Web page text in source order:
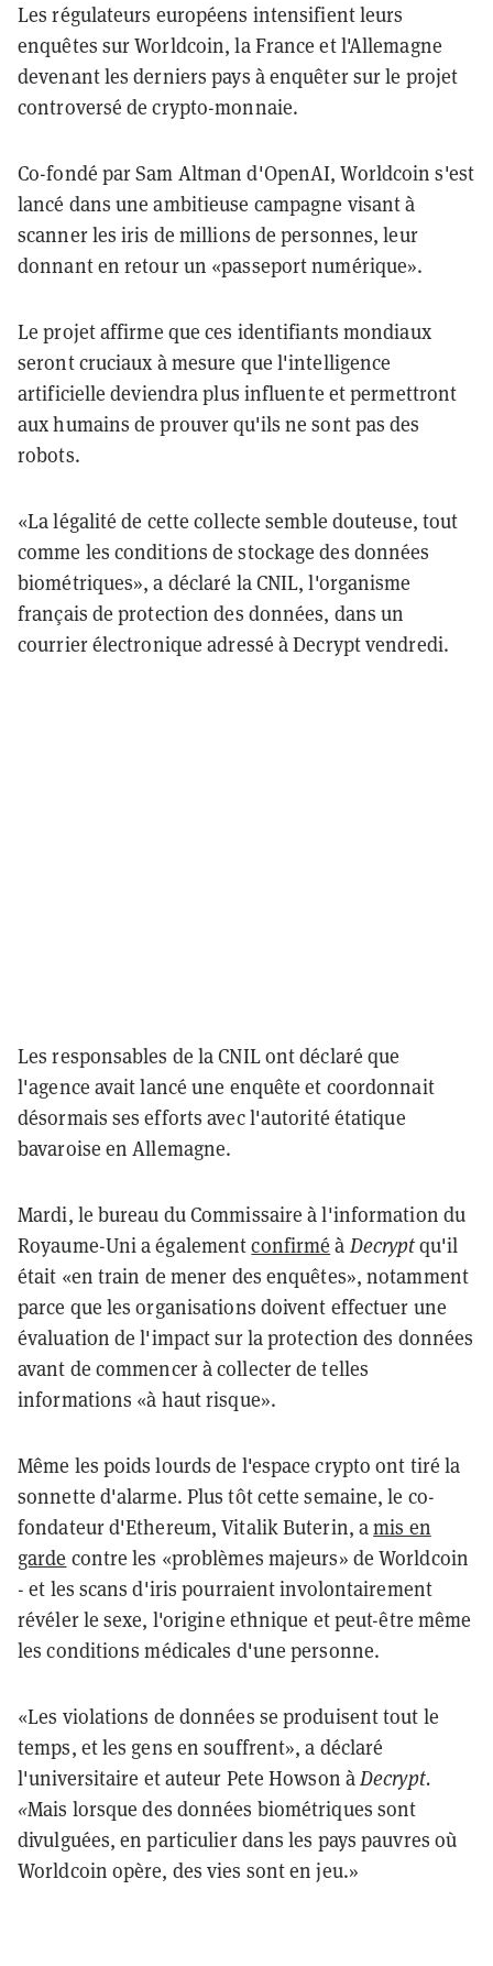
Les régulateurs européens intensifient leurs
enquêtes sur Worldcoin, la France et l'Allemagne
devenant les derniers pays à enquêter sur le projet
controversé de crypto-monnaie.
Co-fondé par Sam Altman d'OpenAI, Worldcoin s'est
lancé dans une ambitieuse campagne visant à
scanner les iris de millions de personnes, leur
donnant en retour un «passeport numérique».
Le projet affirme que ces identifiants mondiaux
seront cruciaux à mesure que l'intelligence
artificielle deviendra plus influente et permettront
aux humains de prouver qu'ils ne sont pas des
robots.
«La légalité de cette collecte semble douteuse, tout
comme les conditions de stockage des données
biométriques», a déclaré la CNIL, l'organisme
français de protection des données, dans un
courrier électronique adressé à Decrypt vendredi.
Les responsables de la CNIL ont déclaré que
l'agence avait lancé une enquête et coordonnait
désormais ses efforts avec l'autorité étatique
bavaroise en Allemagne.
Mardi, le bureau du Commissaire à l'information du
Royaume-Uni a égalementconfirmé à Decryptqu'il
était «en train de mener des enquêtes», notamment
parce que les organisations doivent effectuer une
évaluation de l'impact sur la protection des données
avant de commencer à collecter de telles
informations «à haut risque».
Même les poids lourds de l'espace crypto ont tiré la
sonnette d'alarme. Plus tôt cette semaine, le co-
fondateur d'Ethereum, Vitalik Buterin, amis en
garde contre les «problèmes majeurs» de Worldcoin
- et les scans d'iris pourraient involontairement
révéler le sexe, l'origine ethnique et peut-être même
les conditions médicales d'une personne.
«Les violations de données se produisent tout le
temps, et les gens en souffrent», a déclaré
l'universitaire et auteur Pete Howson àDecrypt.
«Mais lorsque des données biométriques sont
divulguées, en particulier dans les pays pauvres où
Worldcoin opère, des vies sont en jeu.»